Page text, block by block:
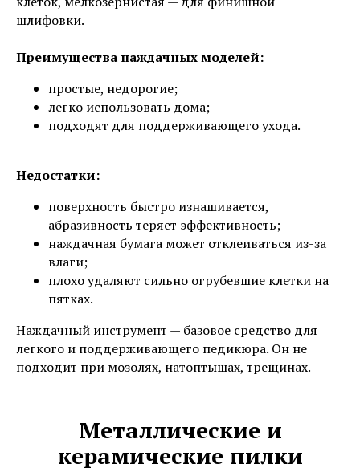
шлифовки.
Преимущества наждачных моделей:
простые, недорогие;
легко использовать дома;
подходят для поддерживающего ухода.
Недостатки:
поверхность быстро изнашивается,
абразивность теряет эффективность;
наждачная бумага может отклеиваться из-за
влаги;
плохо удаляют сильно огрубевшие клетки на
пятках.
Наждачный инструмент — базовое средство для
легкого и поддерживающего педикюра. Он не
подходит при мозолях, натоптышах, трещинах.
Металлические и
керамические пилки